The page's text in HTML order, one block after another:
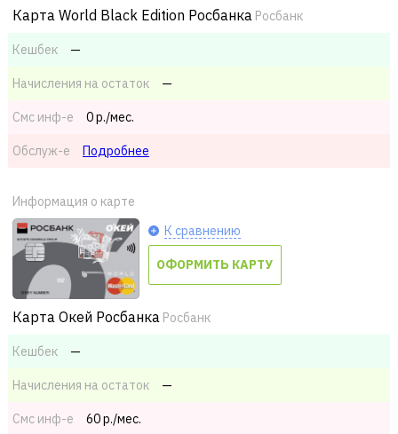
Карта World Black Edition Росбанка Росбанк
Кешбек —
Начисления на остаток —
Смс инф-е 0 р./мес.
Обслуж-е Подробнее
Информация о карте
К сравнению
ОФОРМИТЬ КАРТУ
Карта Окей Росбанка Росбанк
Кешбек —
Начисления на остаток —
Смс инф-е 60 р./мес.